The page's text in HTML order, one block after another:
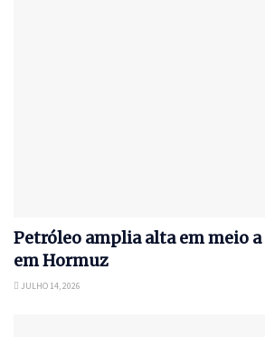
Petróleo amplia alta em meio
em Hormuz
JULHO 14, 2026